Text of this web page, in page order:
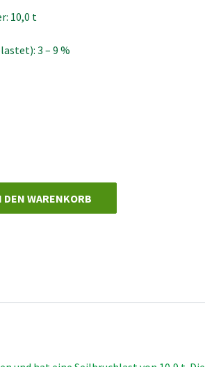
10,0 t
3 – 9 %
DEN WARENKORB